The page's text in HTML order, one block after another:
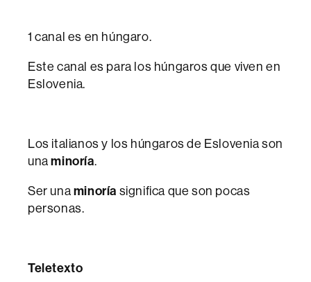
1 canal es en húngaro.
Este canal es para los húngaros que viven en
Eslovenia.
Los italianos y los húngaros de Eslovenia son
unaminoría.
Ser unaminoría significa que son pocas
personas.
Teletexto